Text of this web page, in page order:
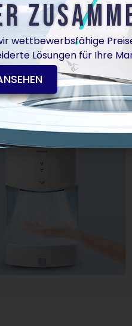
Ihnen beim Trocknen Ihrer
Hygiene sorgen, wenn Sie
Papiertuch abwischen.